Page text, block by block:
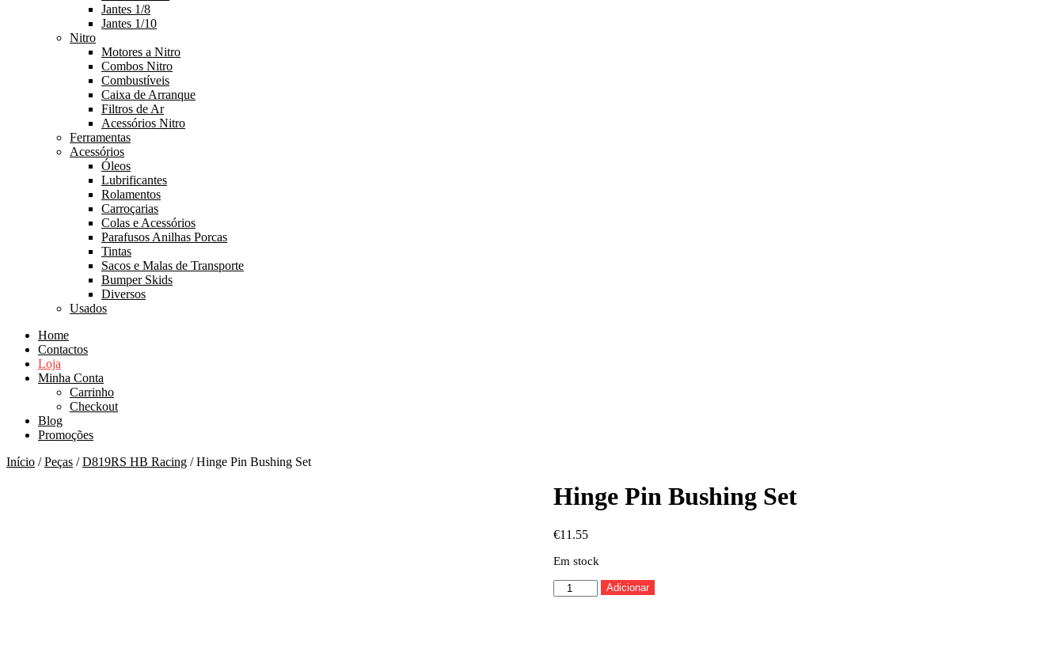
Jantes 1/8
Jantes 1/10
Nitro
Motores a Nitro
Combos Nitro
Combustíveis
Caixa de Arranque
Filtros de Ar
Acessórios Nitro
Ferramentas
Acessórios
Óleos
Lubrificantes
Rolamentos
Carroçarias
Colas e Acessórios
Parafusos Anilhas Porcas
Tintas
Sacos e Malas de Transporte
Bumper Skids
Diversos
Usados
Home
Contactos
Loja
Minha Conta
Carrinho
Checkout
Blog
Promoções
Início /Peças /D819RS HB Racing / Hinge Pin Bushing Set
Hinge Pin Bushing Set
€11.55
Em stock
Quantidade
de
Adicionar